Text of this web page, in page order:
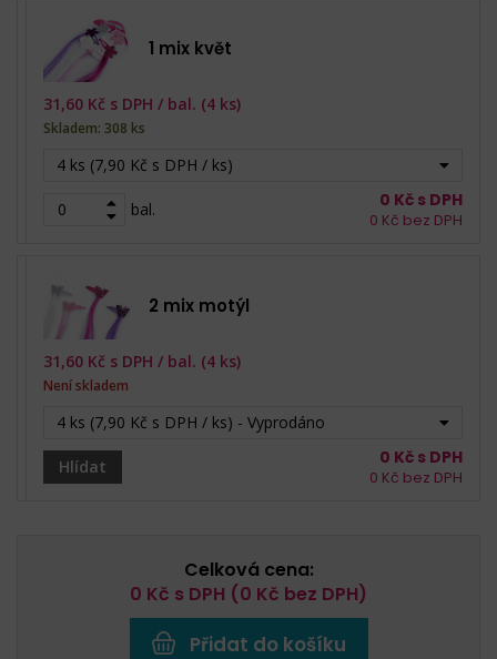
1 mix květ
4 ks (7,90 Kč s DPH / ks)
bal.
31,60 Kč s DPH / bal. (4 ks)
Skladem: 308 ks
0 Kč s DPH
0 Kč bez DPH
2 mix motýl
4 ks (7,90 Kč s DPH / ks) - Vyprodáno
Hlídat
31,60 Kč s DPH / bal. (4 ks)
Není skladem
0 Kč s DPH
0 Kč bez DPH
Celková cena:
0 Kč s DPH (0 Kč bez DPH)
Přidat do košíku